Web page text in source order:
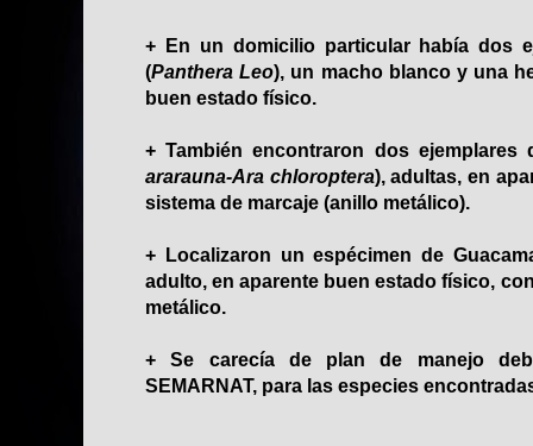
+ En un domicilio particular había dos
(Panthera Leo), un macho blanco y una
buen estado físico.
+ También encontraron dos ejemplares
ararauna-Ara chloroptera), adultas, en
sistema de marcaje (anillo metálico).
+ Localizaron un espécimen de
adulto, en aparente buen estado físico,
metálico.
+ Se carecía de plan de manejo
SEMARNAT, para las especies